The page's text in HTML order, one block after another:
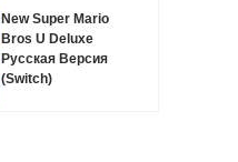
New Super Mario
Bros U Deluxe
Русская Версия
(Switch)